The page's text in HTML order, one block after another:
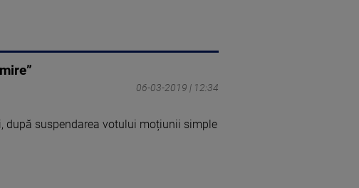
06-03-2019 | 12:34
după suspendarea votului moțiunii simple